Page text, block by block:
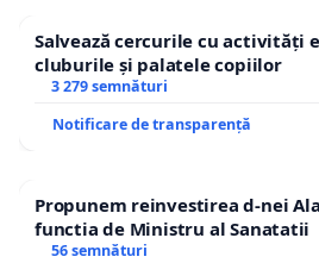
Salvează cercurile cu activități
cluburile și palatele copiilor
3 279 semnături
Notificare de transparență
Propunem reinvestirea d-nei
functia de Ministru al Sanatatii
56 semnături